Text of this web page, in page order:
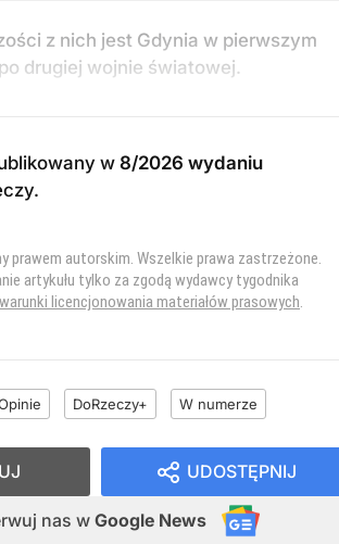
z nich jest Gdynia w pierwszym
drugiej wojnie światowej.
w 8/2026 wydaniu
.
prawem autorskim. Wszelkie prawa zastrzeżone.
artykułu tylko za zgodą wydawcy tygodnika
licencjonowania materiałów prasowych.
DoRzeczy+ W numerze
UDOSTĘPNIJ
nas w Google News